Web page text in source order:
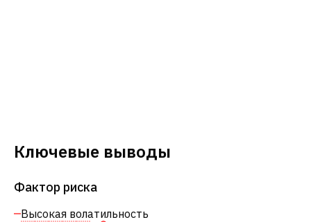
Ключевые выводы
Фактор риска
Высокая волатильность